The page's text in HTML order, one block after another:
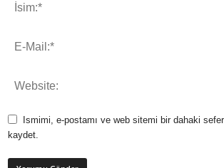
Ismimi, e-postamı ve web sitemi bir dahaki
kaydet.